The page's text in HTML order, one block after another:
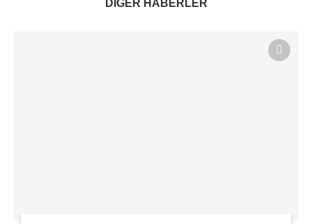
DİĞER HABERLER